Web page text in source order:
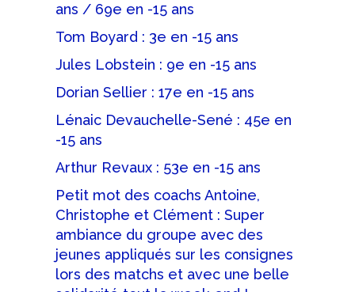
ans / 69e en -15 ans
Tom Boyard : 3e en -15 ans
Jules Lobstein : 9e en -15 ans
Dorian Sellier : 17e en -15 ans
Lénaic Devauchelle-Sené : 45e en
-15 ans
Arthur Revaux : 53e en -15 ans
Petit mot des coachs Antoine,
Christophe et Clément : Super
ambiance du groupe avec des
jeunes appliqués sur les consignes
lors des matchs et avec une belle